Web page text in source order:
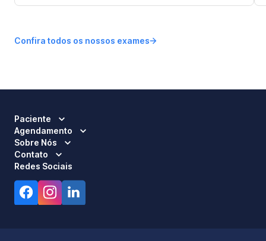
Confira todos os nossos exames
Paciente
Agendamento
Sobre Nós
Contato
Redes Sociais